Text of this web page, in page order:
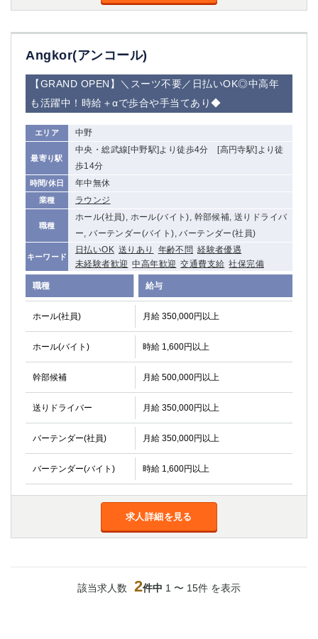
Angkor(アンコール)
【GRAND OPEN】＼スーツ不要／日払いOK◎中高年
も活躍中！時給＋αで歩合や手当てあり◆
エリア 中野
最寄り駅
中央・総武線[中野駅]より徒歩4分 [高円寺駅]より徒
歩14分
時間/休日 年中無休
業種 ラウンジ
職種
ホール(社員), ホール(バイト), 幹部候補, 送りドライバ
ー, バーテンダー(バイト), バーテンダー(社員)
キーワード
日払いOK 送りあり 年齢不問 経験者優遇
未経験者歓迎 中高年歓迎 交通費支給 社保完備
職種 給与
ホール(社員) 月給 350,000円以上
ホール(バイト) 時給 1,600円以上
幹部候補 月給 500,000円以上
送りドライバー 月給 350,000円以上
バーテンダー(社員) 月給 350,000円以上
バーテンダー(バイト) 時給 1,600円以上
求人詳細を見る
該当求人数 2件中 1 〜 15件 を表示
荻窪
浅草
新小岩
幡ヶ谷
湯島
久米川
市川
西麻布
神奈川県
関内
川崎
新横浜
平塚
武蔵小杉
橋本
小田原
横浜・桜木町
関内・馬車道・日ノ出町
武蔵新城
戸塚
たまプラーザ
相模原
桜木町
埼玉県
大宮
南越谷
志木
川越
草加
南浦和
獨協大学前＜草加松原＞
川口